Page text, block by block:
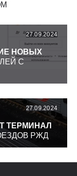
27.09.2024
НОВЫХ
С
27.09.2024
ТЕРМИНАЛ
РЖД